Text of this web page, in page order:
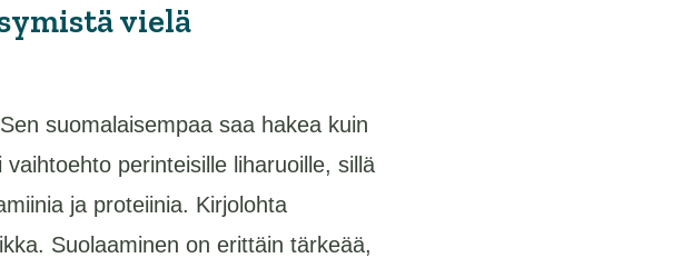
vielä
suomalaisempaa saa hakea kuin
perinteisille liharuoille, sillä
ja proteiinia. Kirjolohta
Suolaaminen on erittäin tärkeää,